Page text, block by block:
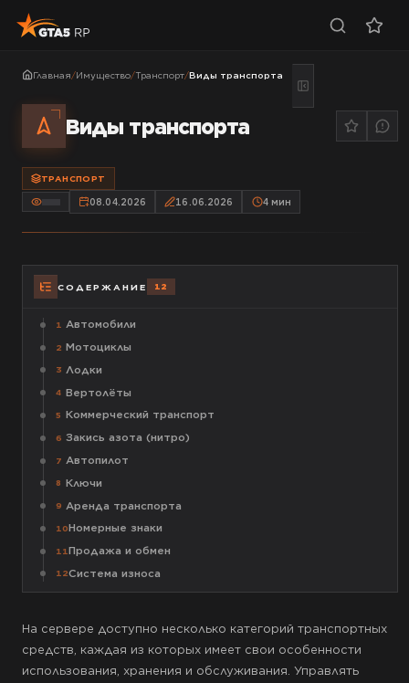
Главная/Имущество/Транспорт/Виды транспорта
Виды транспорта
ТРАНСПОРТ
08.04.2026 16.06.2026 4мин
СОДЕРЖАНИЕ 12
1 Автомобили
2 Мотоциклы
3 Лодки
4 Вертолёты
5 Коммерческий транспорт
6 Закись азота (нитро)
7 Автопилот
8 Ключи
9 Аренда транспорта
10Номерные знаки
11Продажа и обмен
12Система износа
На сервере доступно несколько категорий транспортных
средств, каждая из которых имеет свои особенности
использования, хранения и обслуживания. Управлять